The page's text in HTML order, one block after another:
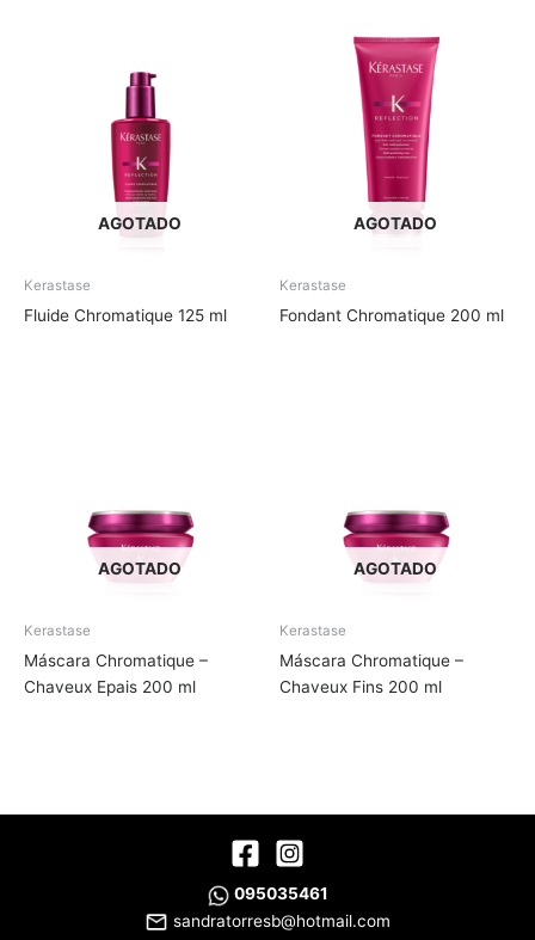
AGOTADO
Kerastase
Fluide Chromatique 125 ml
AGOTADO
Kerastase
Fondant Chromatique 200 ml
AGOTADO
Kerastase
Máscara Chromatique –
Chaveux Epais 200 ml
AGOTADO
Kerastase
Máscara Chromatique –
Chaveux Fins 200 ml
095035461
sandratorresb@hotmail.com